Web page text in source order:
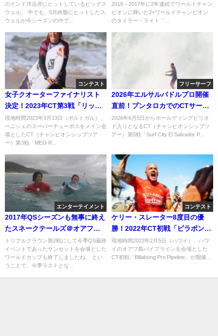
のインド洋沿岸にヒットしているビッグス
ウェル。 中でも、5月終盤にヒットしたス
ウェルが今シーズンの中で...
2016～2017年に2年連続でワールドチャン
ピオンに輝いた2×ワールドチャンピオン
のタイラー・ライト「...
コンテスト
女子クオーターファイナリスト
決定！2023年CT第3戦「リップ
カールポルトガル」3日目
現地時間2023年3月13日（ポルトガル）、
ペニシェのスーパーチューボスをメイン会
場としたCT（チャンピオンシップツア
ー）第3戦「MEO R...
フリーサーフ
2026年エルサルバドルプロ開催
直前！プンタロカでのCTサーフ
ァーのフリーサーフ動画
2026年6月5日からホールディングピリオ
ド入りとなるCT（チャンピオンシップツ
アー）第5戦「Surf City El Salvador P...
エンターテイメント
2017年QSシーズンも無事に終え
たスネークテールズ＠オアフ島
サンセット（ハワイ）
トリプルクラウン第2戦にして今季QS最終
イベントであったサンセットを会場とした
ワールドカップも終了しましたね。 とい
うことで、今季ラストとな...
コンテスト
ケリー・スレーター8度目の優
勝！2022年CT初戦「ビラボンプ
ロパイプ」5日目
現地時間2022年2月5日（ハワイ）、ハワ
イのオアフ島パイプラインを会場とした
CT初戦「Billabong Pro Pipeline」が開催...